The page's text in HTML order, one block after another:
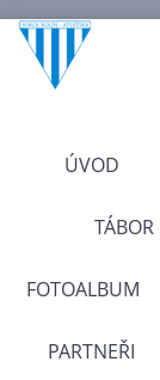
ÚVOD
TÁBOR
FOTOALBUM
PARTNEŘI